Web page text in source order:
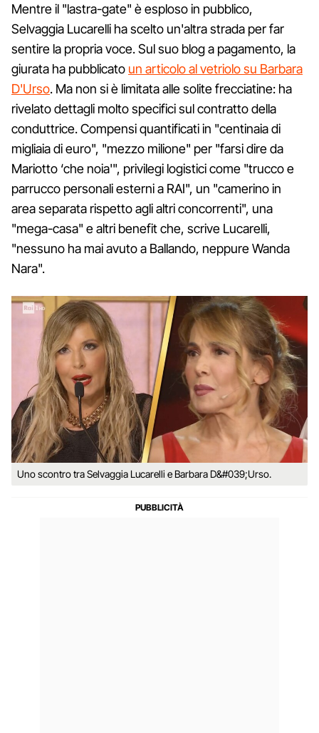
Mentre il "lastra-gate" è esploso in pubblico,
Selvaggia Lucarelli ha scelto un'altra strada per far
sentire la propria voce. Sul suo blog a pagamento, la
giurata ha pubblicato un articolo al vetriolo su Barbara
D'Urso. Ma non si è limitata alle solite frecciatine: ha
rivelato dettagli molto specifici sul contratto della
conduttrice. Compensi quantificati in "centinaia di
migliaia di euro", "mezzo milione" per "farsi dire da
Mariotto ‘che noia'", privilegi logistici come "trucco e
parrucco personali esterni a RAI", un "camerino in
area separata rispetto agli altri concorrenti", una
"mega-casa" e altri benefit che, scrive Lucarelli,
"nessuno ha mai avuto a Ballando, neppure Wanda
Nara".
Uno scontro tra Selvaggia Lucarelli e Barbara D&#039;Urso.